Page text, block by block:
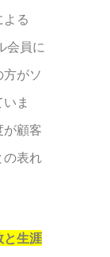
る
会員に
がソ
ま
顧客
の表れ
と生涯